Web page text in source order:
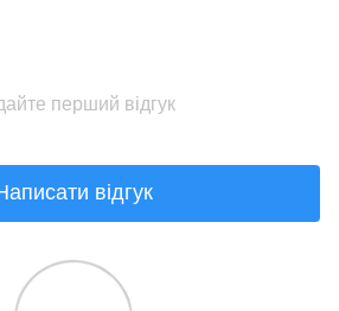
перший відгук
відгук